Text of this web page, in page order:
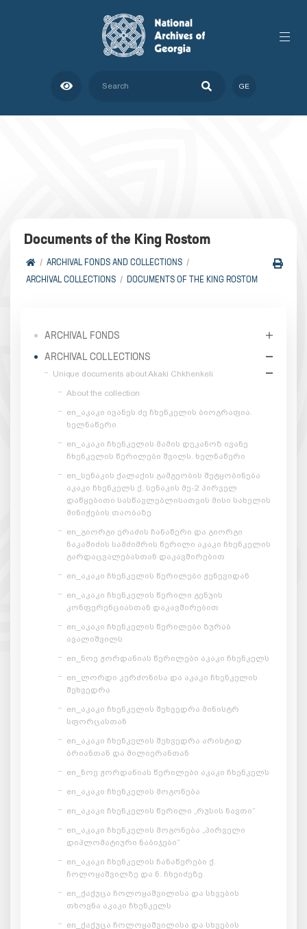
GE
Documents of the King Rostom
ARCHIVAL FONDS AND COLLECTIONS
ARCHIVAL COLLECTIONS
DOCUMENTS OF THE KING ROSTOM
ARCHIVAL FONDS
ARCHIVAL COLLECTIONS
Unique documents about Akaki Chkhenkeli
About the collection
en_აკაკი ივანეს ძე ჩხენკელის ბიოგრაფია.
ხელნაწერი
en_აკაკი ჩხენკელის მამის დეკანოზ ივანე
ჩხენკელის წერილები შვილს. ხელნაწერი
en_სენაკის ქალაქის გამგეობის შეტყობინება
აკაკი ჩხენკელს ქ. სენაკის მე-2 პირველ
დაწყებითი სასწავლებლისათვის მისი სახელის
მინიჭების თაობაზე
en_გიორგი ერაძის ჩანაწერი და გიორგი
ნაკაშიძის სამძიმრის წერილი აკაკი ჩხენკელის
გარდაცვალებასთან დაკავშირებით
en_აკაკი ჩხენკელის წერილები ჟენევიდან
en_აკაკი ჩხენკელის წერილი გენუის
კონფერენციასთან დაკავშირებით
en_აკაკი ჩხენკელის წერილები ზურაბ
ავალიშვილს
en_ნოე ჟორდანიას წერილები აკაკი ჩხენკელს
en_ლორდი კერძონისა და აკაკი ჩხენკელის
შეხვედრა
en_აკაკი ჩხენკელის შეხვედრა მინისტრ
სფორცასთან
en_აკაკი ჩხენკელის შეხვედრა არისტიდ
ბრიანთან და მილიერანთან
en_ნოე ჟორდანიას წერილები აკაკი ჩხენკელს
en_აკაკი ჩხენკელის მოგონება
en_აკაკი ჩხენკელის წერილი „რუსის ნავთი“
en_აკაკი ჩხენკელის მოგონება „პირველი
დიპლომატიური ნაბიჯები“
en_აკაკი ჩხენკელის ჩანაწერები ქ.
ჩოლოყაშვილზე და ნ. ჩხეიძეზე
en_ქაქუცა ჩოლოყაშვილისა და სხვების
თხოვნა აკაკი ჩხენკელს
en_ქაქუცა ჩოლოყაშვილისა და სხვების